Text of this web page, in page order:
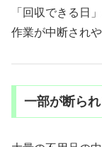
「回収できる日
作業が中断され
一部が断ら